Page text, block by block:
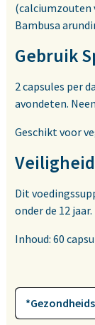
(calciumzouten
Bambusa
Gebruik
2 capsules per
avondeten.
Geschikt voor
Veiligheid
Dit
onder de 12 jaar.
Inhoud: 60